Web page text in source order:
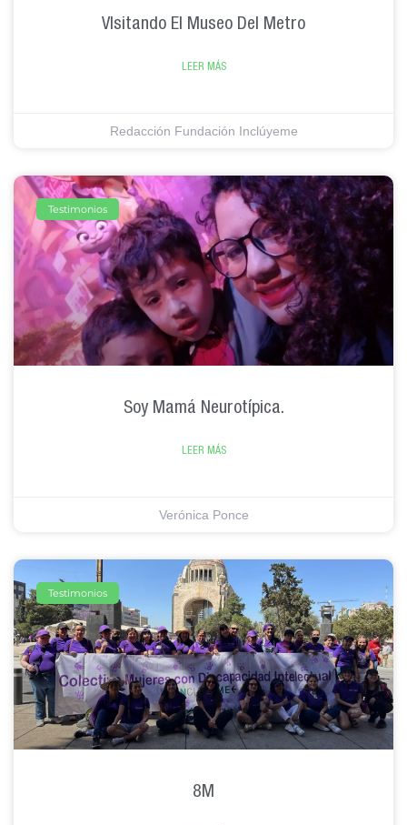
VIsitando El Museo Del Metro
LEER MÁS
Redacción Fundación Inclúyeme
Testimonios
Soy Mamá Neurotípica.
LEER MÁS
Verónica Ponce
Testimonios
8M